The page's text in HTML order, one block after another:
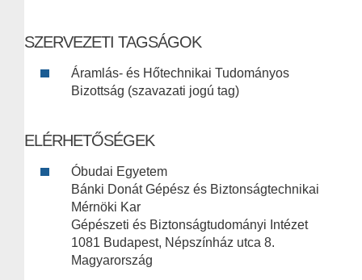
SZERVEZETI TAGSÁGOK
Áramlás- és Hőtechnikai Tudományos
Bizottság (szavazati jogú tag)
ELÉRHETŐSÉGEK
Óbudai Egyetem
Bánki Donát Gépész és Biztonságtechnikai
Mérnöki Kar
Gépészeti és Biztonságtudományi Intézet
1081 Budapest, Népszínház utca 8.
Magyarország